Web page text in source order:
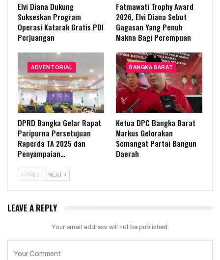
Elvi Diana Dukung
Sukseskan Program
Operasi Katarak Gratis PDI
Perjuangan
Fatmawati Trophy Award
2026, Elvi Diana Sebut
Gagasan Yang Penuh
Makna Bagi Perempuan
ADVENTORIAL
DPRD Bangka Gelar Rapat
Paripurna Persetujuan
Raperda TA 2025 dan
Penyampaian…
BANGKA BARAT
Ketua DPC Bangka Barat
Markus Gelorakan
Semangat Partai Bangun
Daerah
PREV NEXT
LEAVE A REPLY
Your email address will not be published.